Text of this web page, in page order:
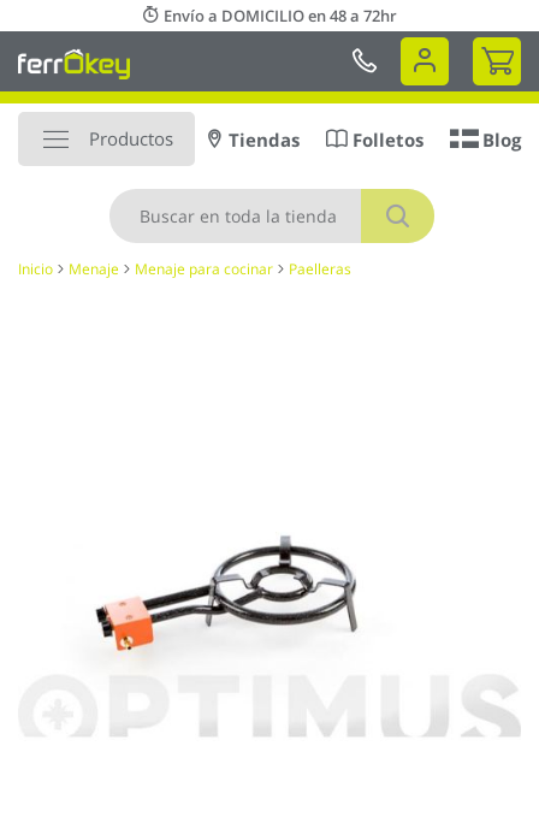
al
contenido
Envío a DOMICILIO en 48 a 72hr
Mi
Productos
Buscar
Tiendas Folletos Blog
Inicio Menaje Menaje para cocinar Paelleras